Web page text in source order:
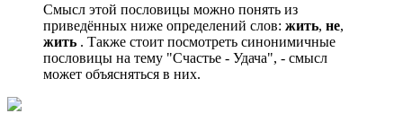
Смысл этой пословицы можно понять из
приведённых ниже определений слов: жить, не,
жить . Также стоит посмотреть синонимичные
пословицы на тему "Счастье - Удача", - смысл
может объясняться в них.